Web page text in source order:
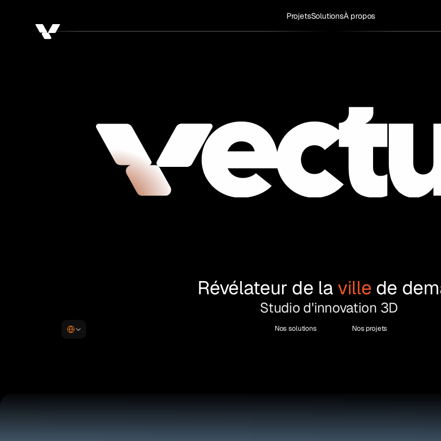
ProjetsSolutionsÀ propos
Révélateur de la ville de
Studio d'innovation 3D
Nos solutions Nos projets